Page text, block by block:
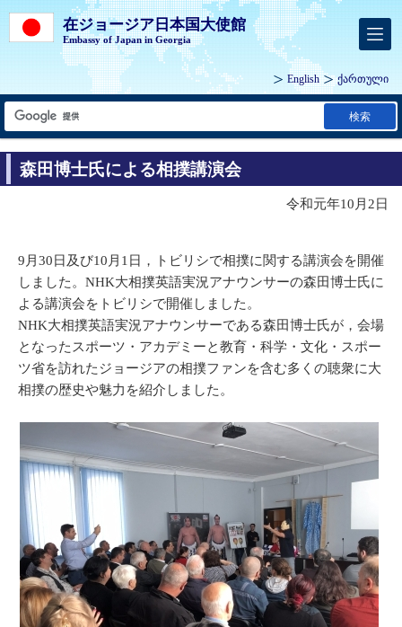
在ジョージア日本国大使館
Embassy of Japan in Georgia
English ქართული
検索
森田博士氏による相撲講演会
令和元年10月2日
9月30日及び10月1日，トビリシで相撲に関する講演会を開催
しました。NHK大相撲英語実況アナウンサーの森田博士氏に
よる講演会をトビリシで開催しました。
NHK大相撲英語実況アナウンサーである森田博士氏が，会場
となったスポーツ・アカデミーと教育・科学・文化・スポー
ツ省を訪れたジョージアの相撲ファンを含む多くの聴衆に大
相撲の歴史や魅力を紹介しました。